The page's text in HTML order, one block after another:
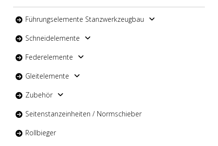
Führungselemente Stanzwerkzeugbau
Schneidelemente
Federelemente
Gleitelemente
Zubehör
Seitenstanzeinheiten / Normschieber
Rollbieger